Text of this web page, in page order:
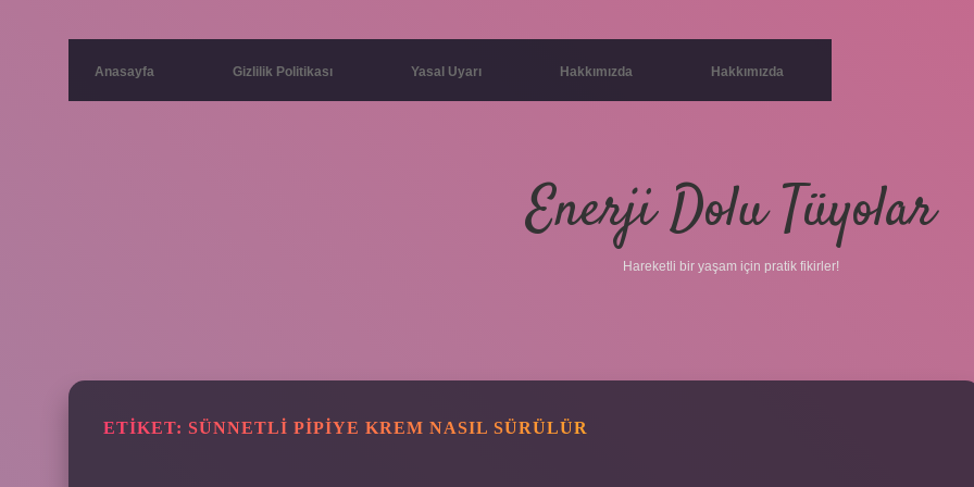
Anasayfa Gizlilik Politikası Yasal Uyarı Hakkımızda Hakkımızda
Enerji Dolu Tüyolar
Hareketli bir yaşam için pratik fikirler!
ETIKET: SÜNNETLI PIPIYE KREM NASIL SÜRÜLÜR